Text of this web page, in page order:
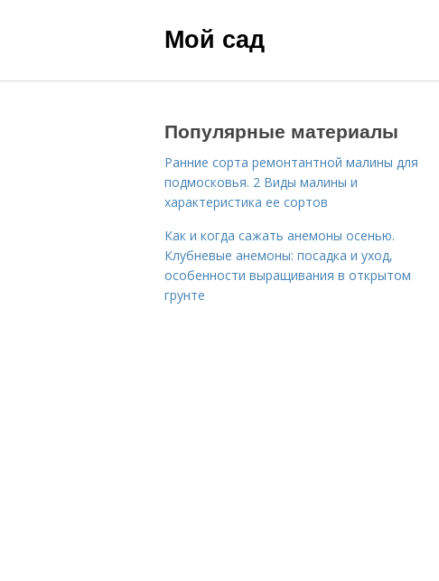
Мой сад
Популярные материалы
Ранние сорта ремонтантной малины для
подмосковья. 2 Виды малины и
характеристика ее сортов
Как и когда сажать анемоны осенью.
Клубневые анемоны: посадка и уход,
особенности выращивания в открытом
грунте